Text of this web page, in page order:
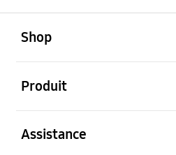
Shop
Produit
Assistance